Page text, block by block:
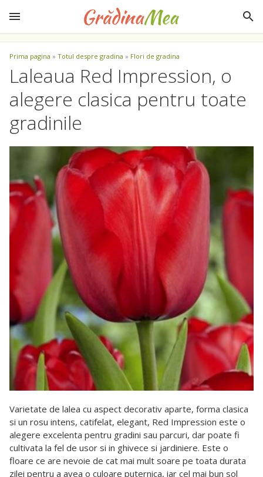
Prima pagina » Totul despre gradina » Flori de gradina
Laleaua Red Impression, o
alegere clasica pentru toate
gradinile
Varietate de lalea cu aspect decorativ aparte, forma clasica
si un rosu intens, catifelat, elegant, Red Impression este o
alegere excelenta pentru gradini sau parcuri, dar poate fi
cultivata la fel de usor si in ghivece si jardiniere. Este o
floare ce are nevoie de cat mai mult soare pe toata durata
zilei pentru a avea o culoare puternica, iar cel mai bun sol